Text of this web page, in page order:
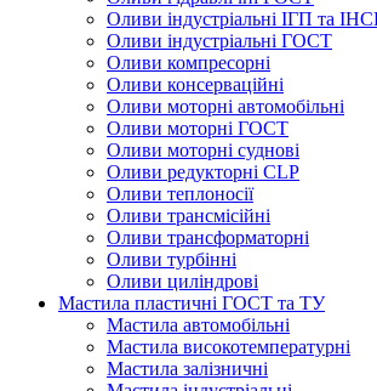
Оливи індустріальні ІГП та
Оливи індустріальні ГОСТ
Оливи компресорні
Оливи консерваційні
Оливи моторні автомобільні
Оливи моторні ГОСТ
Оливи моторні суднові
Оливи редукторні CLP
Оливи теплоносії
Оливи трансмісійні
Оливи трансформаторні
Оливи турбінні
Оливи циліндрові
Мастила пластичні ГОСТ та ТУ
Мастила автомобільні
Мастила високотемпературні
Мастила залізничні